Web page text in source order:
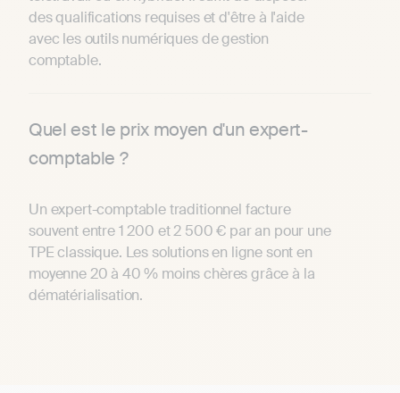
des qualifications requises et d'être à l'aide
avec les outils numériques de gestion
comptable.
Quel est le prix moyen d'un expert-
comptable ?
Un expert-comptable traditionnel facture
souvent entre 1 200 et 2 500 € par an pour une
TPE classique. Les solutions en ligne sont en
moyenne 20 à 40 % moins chères grâce à la
dématérialisation.